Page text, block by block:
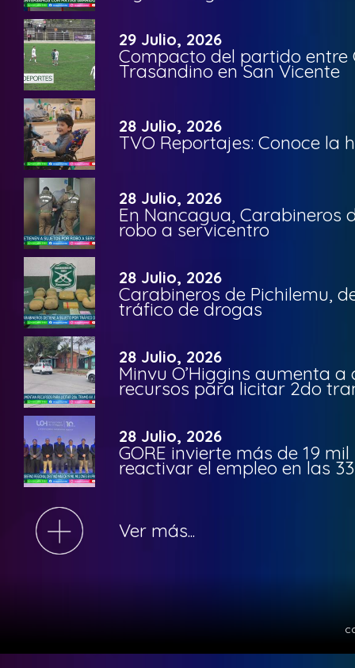
29 Julio, 2026
Compacto del partido entre
Trasandino en San Vicente
28 Julio, 2026
TVO Reportajes: Conoce la
28 Julio, 2026
En Nancagua, Carabineros
robo a servicentro
28 Julio, 2026
Carabineros de Pichilemu,
tráfico de drogas
28 Julio, 2026
Minvu O’Higgins aumenta a
recursos para licitar 2do
28 Julio, 2026
GORE invierte más de 19
reactivar el empleo en las
Ver más...